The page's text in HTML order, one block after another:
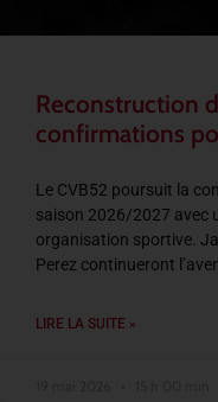
Reconstruction
confirmations
Le CVB52 poursuit la
saison 2026/2027 avec
organisation sportive.
Perez continueront
LIRE LA SUITE »